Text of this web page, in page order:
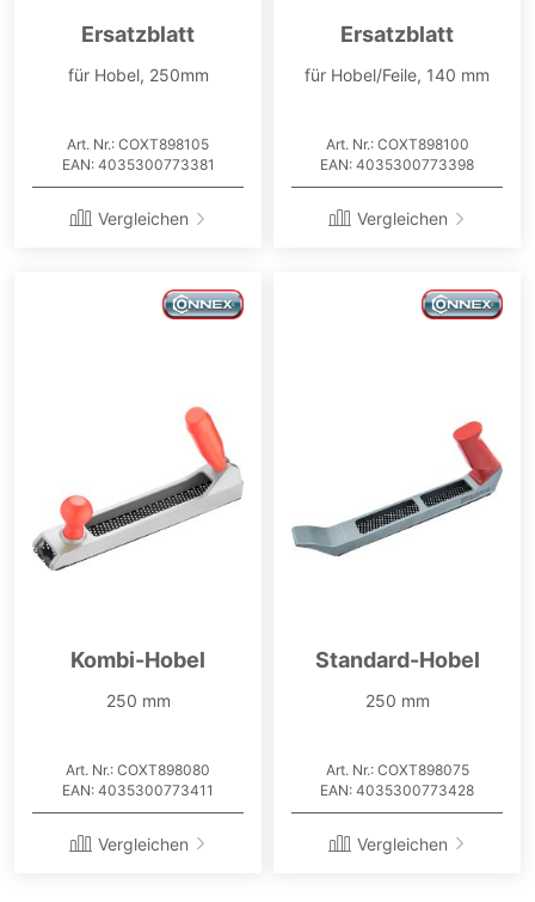
Ersatzblatt
für Hobel, 250mm
Art. Nr.: COXT898105
EAN: 4035300773381
Vergleichen
Ersatzblatt
für Hobel/Feile, 140 mm
Art. Nr.: COXT898100
EAN: 4035300773398
Vergleichen
Kombi-Hobel
250 mm
Art. Nr.: COXT898080
EAN: 4035300773411
Vergleichen
Standard-Hobel
250 mm
Art. Nr.: COXT898075
EAN: 4035300773428
Vergleichen